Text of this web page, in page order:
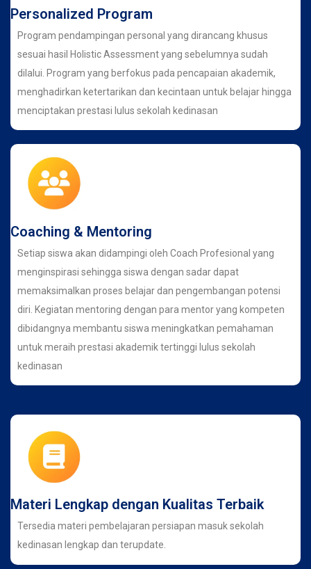
Personalized Program
Program pendampingan personal yang dirancang khusus
sesuai hasil Holistic Assessment yang sebelumnya sudah
dilalui. Program yang berfokus pada pencapaian akademik,
menghadirkan ketertarikan dan kecintaan untuk belajar hingga
menciptakan prestasi lulus sekolah kedinasan
Coaching & Mentoring
Setiap siswa akan didampingi oleh Coach Profesional yang
menginspirasi sehingga siswa dengan sadar dapat
memaksimalkan proses belajar dan pengembangan potensi
diri. Kegiatan mentoring dengan para mentor yang kompeten
dibidangnya membantu siswa meningkatkan pemahaman
untuk meraih prestasi akademik tertinggi lulus sekolah
kedinasan
Materi Lengkap dengan Kualitas Terbaik
Tersedia materi pembelajaran persiapan masuk sekolah
kedinasan lengkap dan terupdate.